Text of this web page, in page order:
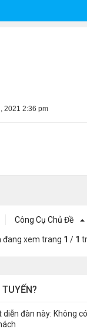
2021 2:36 pm
Công Cụ Chủ Đề
đang xem trang 1 / 1
diễn đàn này: Không